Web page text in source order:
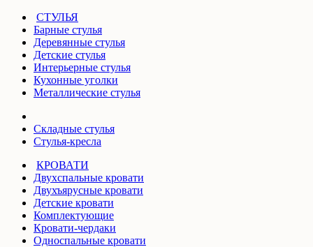
СТУЛЬЯ
Барные стулья
Деревянные стулья
Детские стулья
Интерьерные стулья
Кухонные уголки
Металлические стулья
Складные стулья
Стулья-кресла
КРОВАТИ
Двухспальные кровати
Двухъярусные кровати
Детские кровати
Комплектующие
Кровати-чердаки
Односпальные кровати